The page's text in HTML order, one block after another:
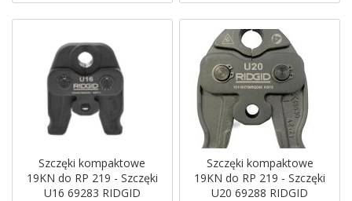
Szczęki kompaktowe
19KN do RP 219 - Szczęki
U16 69283 RIDGID
Szczęki kompaktowe
19KN do RP 219 - Szczęki
U20 69288 RIDGID